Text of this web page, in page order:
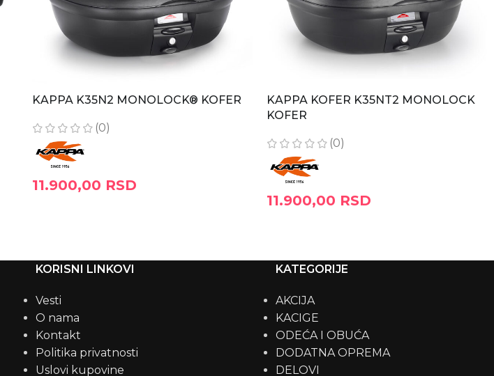
KAPPA K35N2 MONOLOCK® KOFER
(0)
11.900,00 RSD
KAPPA KOFER K35NT2 MONOLOCK
KOFER
(0)
11.900,00 RSD
KORISNI LINKOVI
Vesti
O nama
Kontakt
Politika privatnosti
Uslovi kupovine
KATEGORIJE
AKCIJA
KACIGE
ODEĆA I OBUĆA
DODATNA OPREMA
DELOVI